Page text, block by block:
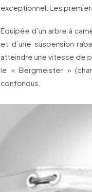
exceptionnel. Les
Équipée d’un arbre à
et d’une suspension
atteindre une vitesse de
le « Bergmeister »
confondus.